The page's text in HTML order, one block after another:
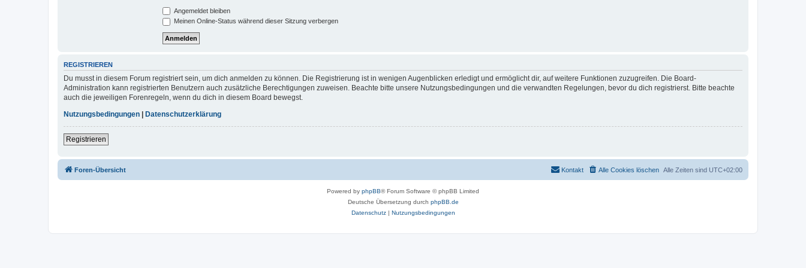
Angemeldet bleiben
Meinen Online-Status während dieser Sitzung verbergen
REGISTRIEREN
Du musst in diesem Forum registriert sein, um dich anmelden zu können. Die Registrierung ist in wenigen Augenblicken erledigt und ermöglicht dir, auf weitere Funktionen zuzugreifen. Die Board-
Administration kann registrierten Benutzern auch zusätzliche Berechtigungen zuweisen. Beachte bitte unsere Nutzungsbedingungen und die verwandten Regelungen, bevor du dich registrierst. Bitte beachte
auch die jeweiligen Forenregeln, wenn du dich in diesem Board bewegst.
Nutzungsbedingungen
Datenschutzerklärung
Registrieren
Foren-Übersicht Alle Zeiten sind UTC+02:00
Alle Cookies löschen
Kontakt
Powered by phpBB® Forum Software © phpBB Limited
Deutsche Übersetzung durch phpBB.de
Datenschutz| Nutzungsbedingungen